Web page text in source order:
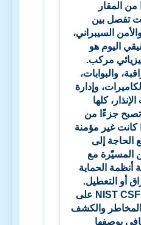
المقار
تفصل بين
السيبراني،
اليوم هو
مركب.
والبوابات،
وإدارة
كلها
جزءًا من
كانت غير مؤمنة
الحاجة إلى
المسيّرة مع
أنظمة الحماية
أو التعطيل.
NIST على
المخاطر والكشف
بوصفها